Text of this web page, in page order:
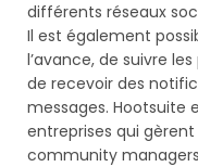
différents réseaux
Il est également
l’avance, de suivre
de recevoir des
messages. Hootsuite
entreprises qui
community